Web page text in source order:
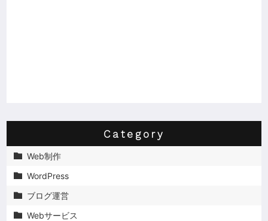
Category
 Web制作
 WordPress
 ブログ運営
 Webサービス